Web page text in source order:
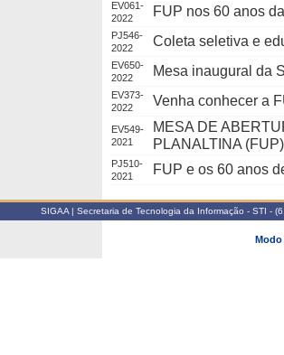
EV061-
2022
FUP nos 60 anos
PJ546-
2022
Coleta seletiva e
EV650-
2022
Mesa inaugural da
EV373-
2022
Venha conhecer a
EV549-
2021
MESA DE
PLANALTINA
PJ510-
2021
FUP e os 60 anos
SIGAA | Secretaria de Tecnologia da Informação - STI -
Modo